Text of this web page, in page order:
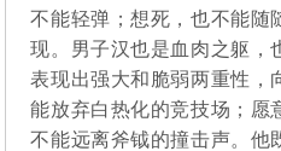
不能轻弹；想死，也不能随
现。男子汉也是血肉之躯，
表现出强大和脆弱两重性，
能放弃白热化的竞技场；愿
不能远离斧钺的撞击声。他